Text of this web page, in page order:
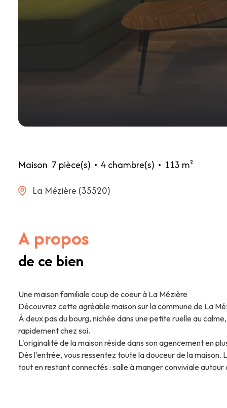
Maison 7 pièce(s) 4 chambre(s)
113 m²
La Mézière (35520)
A propos
de ce bien
Une maison familiale coup de coeur à La Mézière
Découvrez cette agréable maison sur la commune de La
À deux pas du bourg, nichée dans une petite ruelle au
rapidement chez soi.
L'originalité de la maison réside dans son agencement en
Dès l'entrée, vous ressentez toute la douceur de la maison.
tout en restant connectés : salle à manger conviviale